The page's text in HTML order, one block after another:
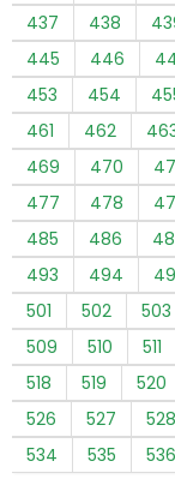
437
438
445
446
453
454
461
462
469
470
477
478
485
486
493
494
501
502 503
509
510 511
518
519 520
526
527 528
534
535 536